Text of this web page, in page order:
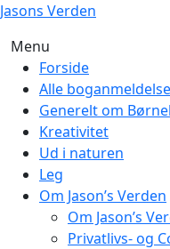
Skip
content
Jasons Verden
Menu
Forside
Alle
Generelt om
Kreativitet
Ud i naturen
Leg
Om Jason’s Verden
Om Jason’s
Privatlivs- og